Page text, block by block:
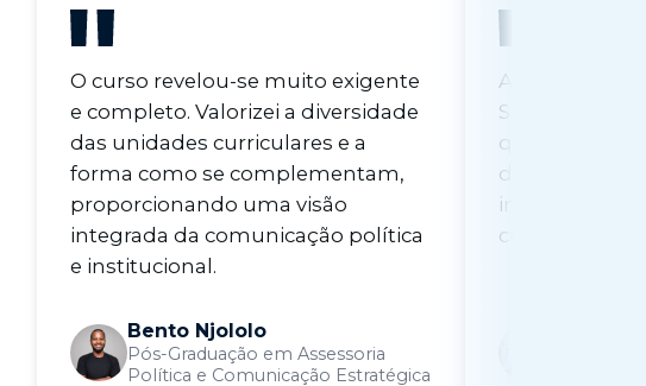
O curso revelou-se muito exigente
e completo. Valorizei a diversidade
das unidades curriculares e a
forma como se complementam,
proporcionando uma visão
integrada da comunicação política
e institucional.
Bento Njololo
Pós-Graduação em Assessoria
Política e Comunicação Estratégica
A Pós-
Situação
que está
intensivos
cuidados de